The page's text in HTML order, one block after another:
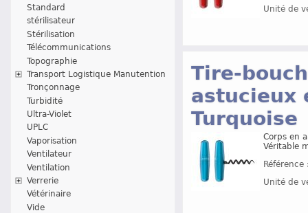
Standard
stérilisateur
Stérilisation
Télécommunications
Topographie
Transport Logistique Manutention
Tronçonnage
Turbidité
Ultra-Violet
UPLC
Vaporisation
Ventilateur
Ventilation
Verrerie
Vétérinaire
Vide
Unité de
Tire-
astucieux
Turquoise
Corps en
Véritable
Unité de